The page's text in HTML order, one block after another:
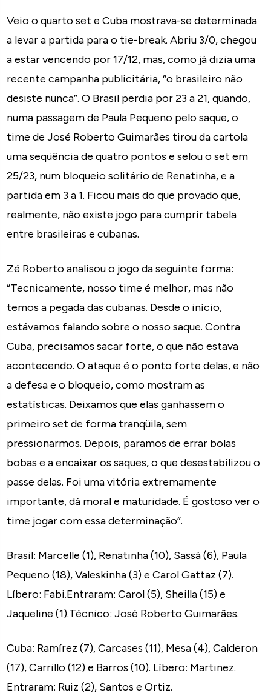
Veio o quarto set e Cuba mostrava-se determinada
a levar a partida para o tie-break. Abriu 3/0, chegou
a estar vencendo por 17/12, mas, como já dizia uma
recente campanha publicitária, “o brasileiro não
desiste nunca”. O Brasil perdia por 23 a 21, quando,
numa passagem de Paula Pequeno pelo saque, o
time de José Roberto Guimarães tirou da cartola
uma seqüência de quatro pontos e selou o set em
25/23, num bloqueio solitário de Renatinha, e a
partida em 3 a 1. Ficou mais do que provado que,
realmente, não existe jogo para cumprir tabela
entre brasileiras e cubanas.
Zé Roberto analisou o jogo da seguinte forma:
“Tecnicamente, nosso time é melhor, mas não
temos a pegada das cubanas. Desde o início,
estávamos falando sobre o nosso saque. Contra
Cuba, precisamos sacar forte, o que não estava
acontecendo. O ataque é o ponto forte delas, e não
a defesa e o bloqueio, como mostram as
estatísticas. Deixamos que elas ganhassem o
primeiro set de forma tranqüila, sem
pressionarmos. Depois, paramos de errar bolas
bobas e a encaixar os saques, o que desestabilizou o
passe delas. Foi uma vitória extremamente
importante, dá moral e maturidade. É gostoso ver o
time jogar com essa determinação”.
Brasil: Marcelle (1), Renatinha (10), Sassá (6), Paula
Pequeno (18), Valeskinha (3) e Carol Gattaz (7).
Líbero: Fabi.Entraram: Carol (5), Sheilla (15) e
Jaqueline (1).Técnico: José Roberto Guimarães.
Cuba: Ramírez (7), Carcases (11), Mesa (4), Calderon
(17), Carrillo (12) e Barros (10). Líbero: Martinez.
Entraram: Ruiz (2), Santos e Ortiz.